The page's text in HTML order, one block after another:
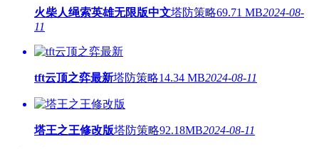
火柴人绳索英雄无限版中文塔防策略69.71 MB2024-08-
11
tft云顶之弈最新塔防策略14.34 MB2024-08-11
塔王之王修改版塔防策略92.18MB2024-08-11